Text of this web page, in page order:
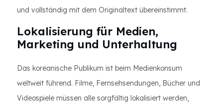
und vollständig mit dem Originaltext übereinstimmt.
Lokalisierung für Medien,
Marketing und Unterhaltung
Das koreanische Publikum ist beim Medienkonsum
weltweit führend. Filme, Fernsehsendungen, Bücher und
Videospiele müssen alle sorgfältig lokalisiert werden,